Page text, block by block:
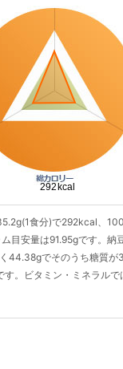
食分)で292kcal、
目安量は91.95gです。納
44.38gでそのうち糖質が
す。ビタミン・ミネラル